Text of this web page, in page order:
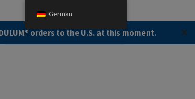
orders to the U.S. at this moment. ✕
Suche:
German